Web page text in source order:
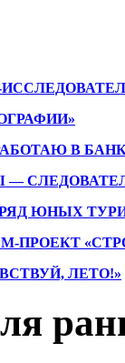
В
—
ЮНЫХ
ПРОЕКТ
ЛЕТО!»